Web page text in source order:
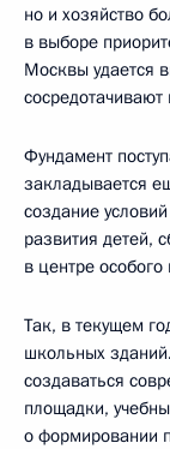
но и хозяйство
в выборе
Москвы удается
Фундамент
закладывается
создание
развития детей,
в центре
Так, в текущем
школьных
создаваться
площадки,
о формировании